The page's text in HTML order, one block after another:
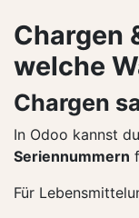
Chargen
welche
Chargen
In Odoo kannst
Seriennummern
Für